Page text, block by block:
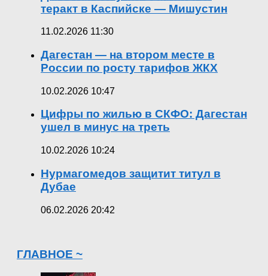
теракт в Каспийске — Мишустин
11.02.2026 11:30
Дагестан — на втором месте в
России по росту тарифов ЖКХ
10.02.2026 10:47
Цифры по жилью в СКФО: Дагестан
ушел в минус на треть
10.02.2026 10:24
Нурмагомедов защитит титул в
Дубае
06.02.2026 20:42
ГЛАВНОЕ ~